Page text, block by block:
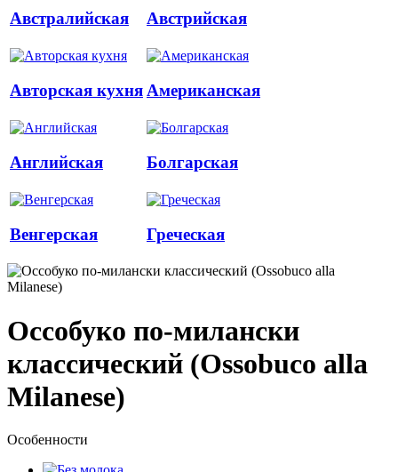
Австралийская Австрийская
Авторская кухня Американская
Английская Болгарская
Венгерская Греческая
Оссобуко по-милански
классический (Ossobuco alla
Milanese)
Особенности